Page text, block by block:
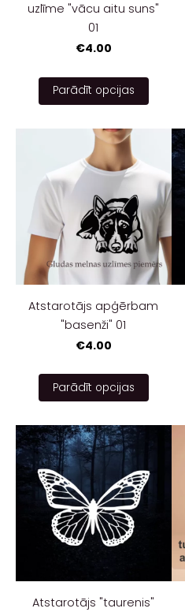
uzlīme "vācu aitu suns"
01
€4.00
Parādīt opcijas
Atstarotājs apģērbam
"basenži" 01
€4.00
Parādīt opcijas
Atstarotājs "taurenis"